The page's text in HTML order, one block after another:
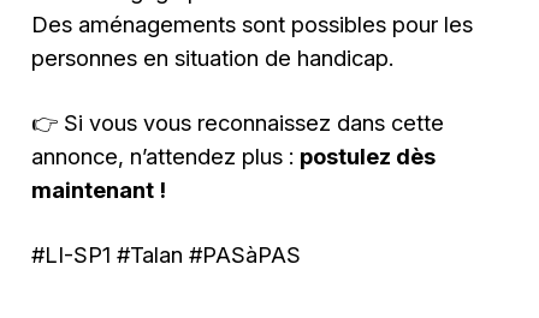
Des aménagements sont possibles pour les
personnes en situation de handicap.
👉 Si vous vous reconnaissez dans cette
annonce, n’attendez plus : postulez dès
maintenant !
#LI-SP1 #Talan #PASàPAS